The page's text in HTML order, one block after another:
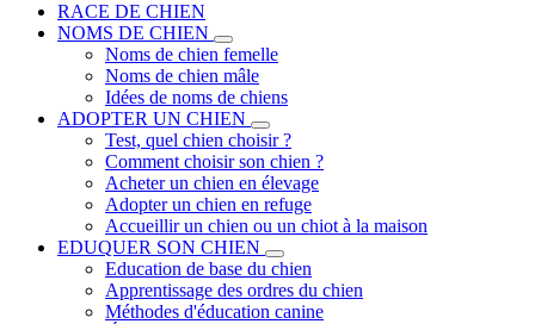
RACE DE CHIEN
NOMS DE CHIEN
Noms de chien femelle
Noms de chien mâle
Idées de noms de chiens
ADOPTER UN CHIEN
Test, quel chien choisir ?
Comment choisir son chien ?
Acheter un chien en élevage
Adopter un chien en refuge
Accueillir un chien ou un chiot à la maison
EDUQUER SON CHIEN
Education de base du chien
Apprentissage des ordres du chien
Méthodes d'éducation canine